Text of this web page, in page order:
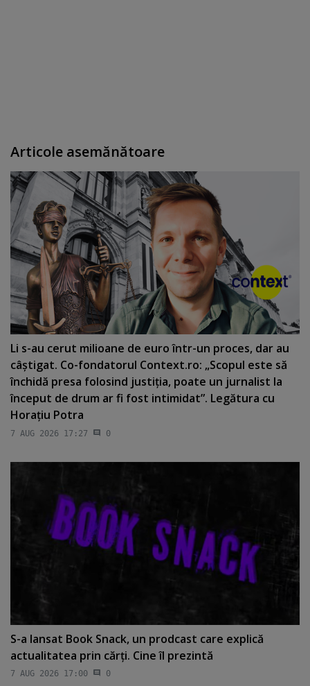
Articole asemănătoare
Li s-au cerut milioane de euro într-un proces, dar au
câştigat. Co-fondatorul Context.ro: „Scopul este să
închidă presa folosind justiţia, poate un jurnalist la
început de drum ar fi fost intimidat”. Legătura cu
Horaţiu Potra
7 AUG 2026 17:27 0
S-a lansat Book Snack, un prodcast care explică
actualitatea prin cărţi. Cine îl prezintă
7 AUG 2026 17:00 0